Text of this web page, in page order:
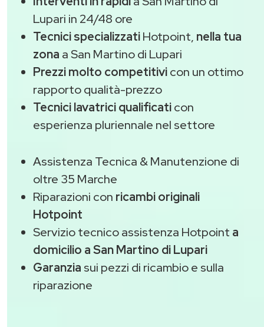
Lupari in 24/48 ore
Tecnici specializzatiHotpoint, nella tua
zona a San Martino di Lupari
Prezzi molto competitivicon un ottimo
rapporto qualità-prezzo
Tecnici lavatrici qualificaticon
esperienza pluriennale nel settore
Assistenza Tecnica & Manutenzione di
oltre 35 Marche
Riparazioni con ricambi originali
Hotpoint
Servizio tecnico assistenza Hotpoint a
domicilio a San Martino di Lupari
Garanzia sui pezzi di ricambio e sulla
riparazione